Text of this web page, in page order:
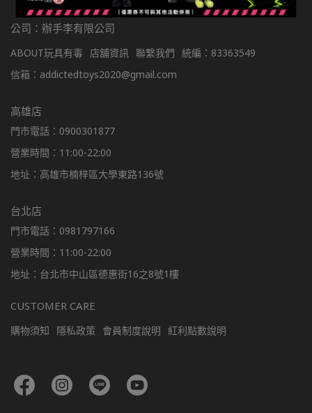
公司：辦手李有限公司
ABOUT玩具有毒 店舖資訊 聯繫我們 統編：83363549
信箱：addictedtoys2020@gmail.com
高雄店
門市電話：0900301877
營業時間：11:00-22:00
地址：高雄市楠梓區大學東路136號
台北店
門市電話：0981797166
營業時間：11:00-22:00
地址：台北市中山區德惠街16之8號1樓
CUSTOMER CARE
購物須知 隱私政策 會員制度說明 紅利點數說明